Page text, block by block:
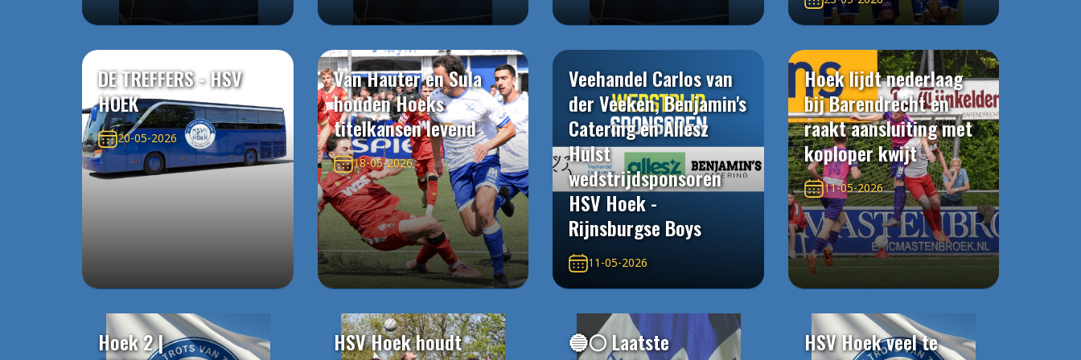
DE TREFFERS - HSV
HOEK
20-05-2026
Van Hauter en Sula
houden Hoeks
titelkansen levend
18-05-2026
Veehandel Carlos van
der Veeken, Benjamin's
Catering en Allesz
Hulst
wedstrijdsponsoren
HSV Hoek -
Rijnsburgse Boys
11-05-2026
Hoek lijdt nederlaag
bij Barendrecht en
raakt aansluiting met
koploper kwijt
11-05-2026
Hoek 2 |
HSV Hoek houdt
🔵⚪️ Laatste
HSV Hoek veel te